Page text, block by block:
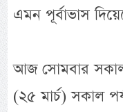
এমন পূর্বাভাস
আজ সোমবার
(২৫ মার্চ) সকাল